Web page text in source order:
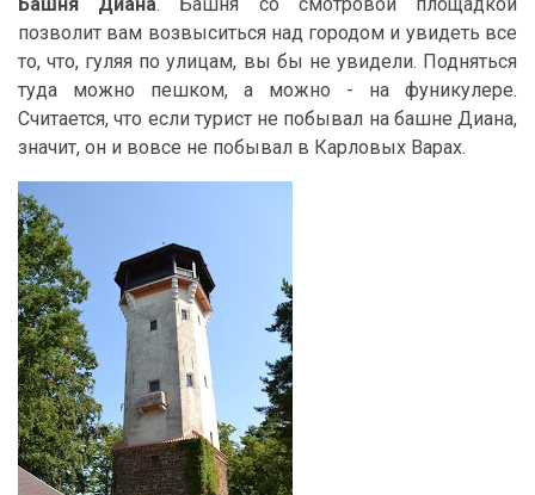
позволит вам возвыситься над городом и увидеть все
то, что, гуляя по улицам, вы бы не увидели. Подняться
туда можно пешком, а можно - на фуникулере.
Считается, что если турист не побывал на башне Диана,
значит, он и вовсе не побывал в Карловых Варах.